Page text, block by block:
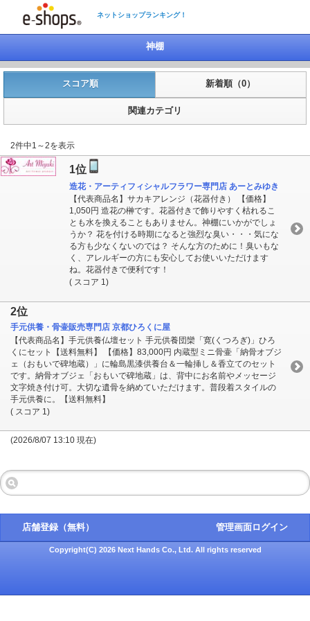
ネットショップランキング！
神棚
スコア順 新着順（0）
関連カテゴリ
2件中1～2を表示
1位
造花・アーティフィシャルフラワー専門店 あーとみゆき
【代表商品名】サカキアレンジ（花器付き） 【価格】
1,050円 造花の榊です。花器付きで飾りやすく枯れるこ
とも水を換えることもありません。神棚にいかがでしょ
うか？ 花を付ける時期になると強烈な臭い・・・気にな
る方も少なくないのでは？ そんな方のために！臭いもな
く、アレルギーの方にも安心してお使いいただけます
ね。花器付きで便利です！
( スコア 1)
2位
手元供養・骨壷販売専門店 京都ひろくに屋
【代表商品名】手元供養仏壇セット 手元供養団欒「寛(くつろぎ)」ひろ
くにセット【送料無料】 【価格】83,000円 内蔵型ミニ骨壷「納骨オブジ
ェ（おもいで碑地蔵）」に輪島黒漆供養台＆一輪挿し＆香立てのセット
です。納骨オブジェ「おもいで碑地蔵」は、背中にお名前やメッセージ
文字焼き付け可。大切な遺骨を納めていただけます。普段着スタイルの
手元供養に。【送料無料】
( スコア 1)
(2026/8/07 13:10 現在)
店舗登録（無料） 管理画面ログイン
Copyright(C) 2026 Next Hands Co., Ltd. All rights reserved